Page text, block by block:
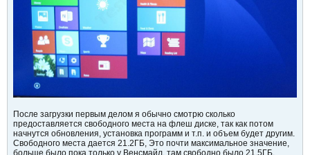
После загрузки первым делом я обычно смотрю сколько
предоставляется свободного места на флеш диске, так как потом
начнутся обновления, установка программ и т.п. и объем будет другим.
Свободного места дается 21.2ГБ, Это почти максимальное значение,
больше было пока только у Венсмайл, там свободно было 21.5ГБ.